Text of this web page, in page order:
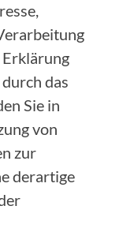
Erklärung
das
Sie in
von
zur
derartige